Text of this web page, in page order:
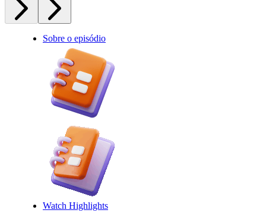
Sobre o episódio
Watch Highlights